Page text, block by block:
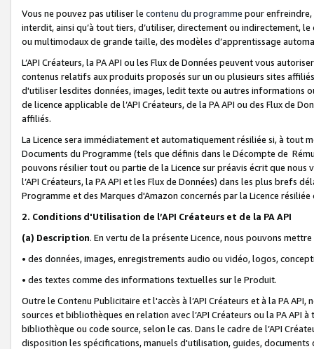
Vous ne pouvez pas utiliser le contenu du programme pour
interdit, ainsi qu’à tout tiers, d’utiliser, directement ou indirectement,
ou multimodaux de grande taille, des modèles d’apprentissage
L’API Créateurs, la PA API ou les Flux de Données peuvent vous
contenus relatifs aux produits proposés sur un ou plusieurs sites
d'utiliser lesdites données, images, ledit texte ou autres informations
de licence applicable de l’API Créateurs, de la PA API ou des Flux de
affiliés.
La Licence sera immédiatement et automatiquement résiliée si, à
Documents du Programme (tels que définis dans le Décompte de
pouvons résilier tout ou partie de la Licence sur préavis écrit que
l’API Créateurs, la PA API et les Flux de Données) dans les plus
Programme et des Marques d'Amazon concernés par la Licence
2. Conditions d'Utilisation de l’API Créateurs et de la PA API
(a) Description. En vertu de la présente Licence, nous pouvons
• des données, images, enregistrements audio ou vidéo, logos,
• des textes comme des informations textuelles sur le Produit.
Outre le Contenu Publicitaire et l'accès à l’API Créateurs et à la PA
sources et bibliothèques en relation avec l’API Créateurs ou la PA
bibliothèque ou code source, selon le cas. Dans le cadre de l’API
disposition les spécifications, manuels d'utilisation, guides,